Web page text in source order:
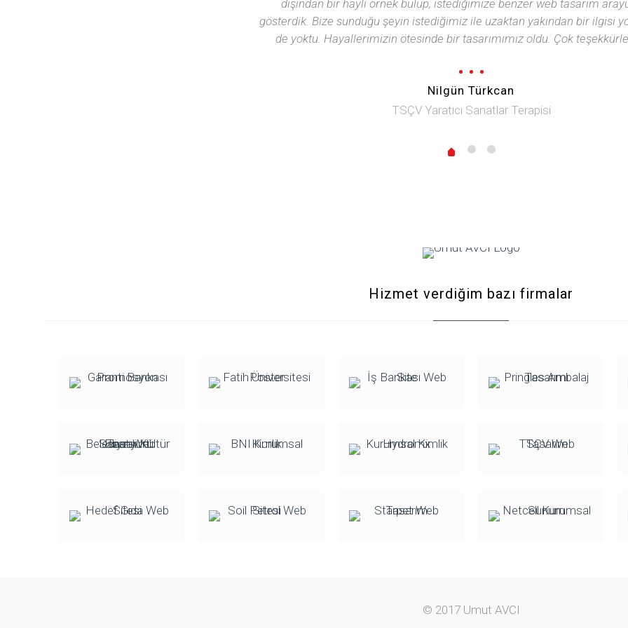
dışından bir hayli örnek bulup, istediğimize benzer web tasarım
gösterdik. Bize sunduğu şeyin istediğimiz ile uzaktan yakından bir ilgisi
de yoktu. Hayallerimizin ötesinde bir tasarımımız oldu. Çok
Nilgün Türkcan
TSÇV Yaratıcı Sanatlar Terapisi
Hizmet verdiğim bazı firmalar
© 2017 Umut AVCI